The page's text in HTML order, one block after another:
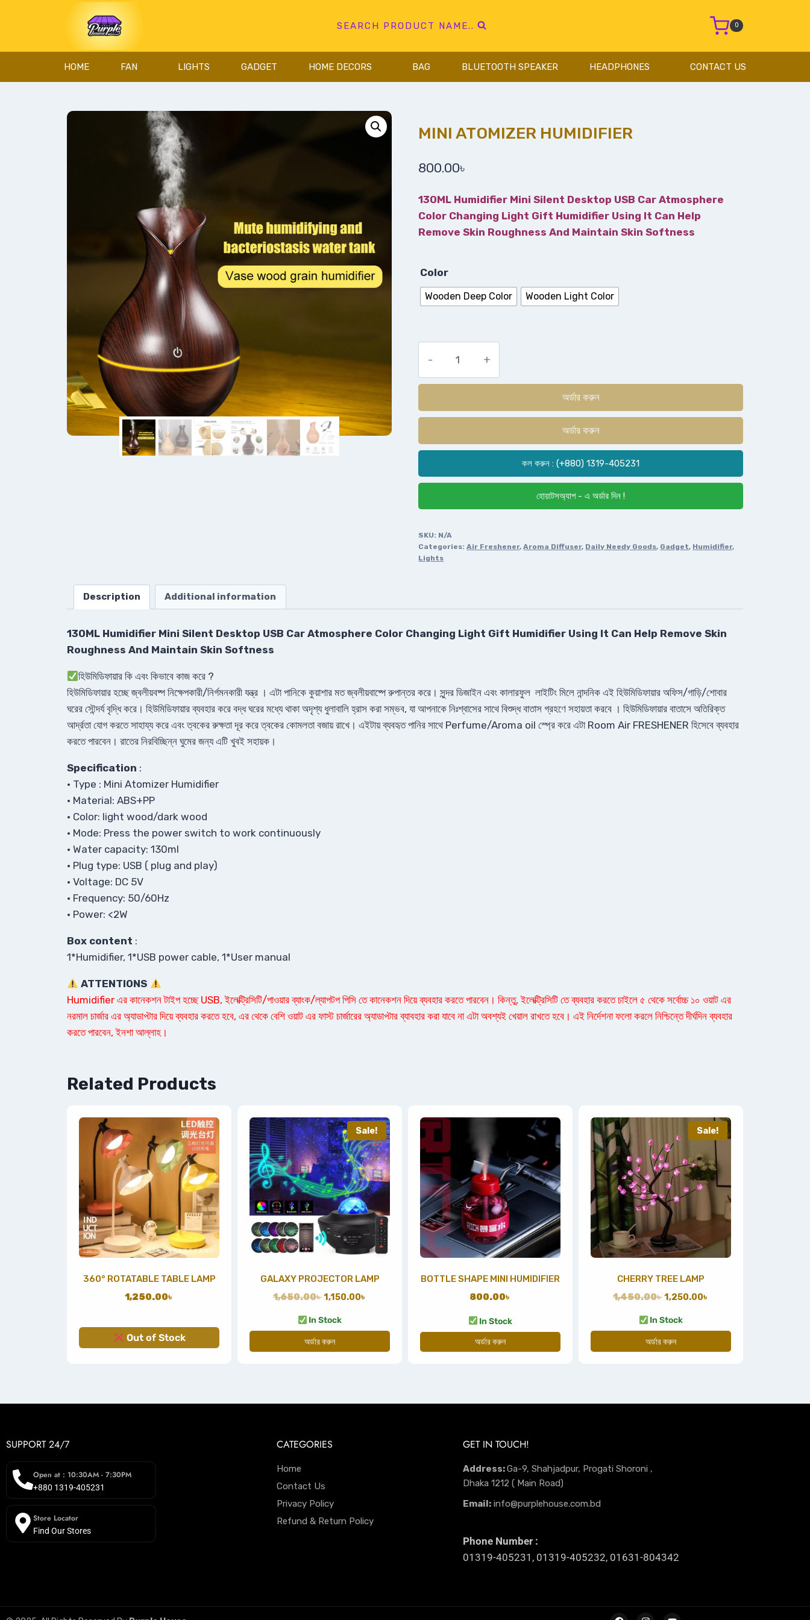
SEARCH PRODUCT NAME.. 0
HOME FAN LIGHTS GADGET HOME DECORS BAG BLUETOOTH SPEAKER HEADPHONES CONTACT US
MINI ATOMIZER HUMIDIFIER
800.00৳
130ML Humidifier Mini Silent Desktop USB Car Atmosphere
Color Changing Light Gift Humidifier Using It Can Help
Remove Skin Roughness And Maintain Skin Softness
Color
Wooden Deep Color Wooden Light Color
অর্ডার করুন
অর্ডার করুন
কল করুন : (+880) 1319-405231
হোয়াটসঅ্যাপ - এ অর্ডার দিন !
SKU: N/A
Categories:Air Freshener,Aroma Diffuser, Daily Needy Goods, Gadget, Humidifier,
Lights
Description Additional information
130ML Humidifier Mini Silent Desktop USB Car Atmosphere Color Changing Light Gift Humidifier Using It Can Help Remove Skin
Roughness And Maintain Skin Softness
হিউমিডিফায়ার কি এবং কিভাবে কাজ করে ?
হিউমিডিফায়ার হচ্ছে জ্বলীয়বষ্প নিক্ষেপকারী/নির্গমনকারী যন্ত্র । এটা পানিকে কুয়াশার মত জ্বলীয়বাষ্পে রুপান্তর করে। সুন্দর ডিজাইন এবং কালারফুল লাইটিং মিলে নান্দনিক এই হিউমিডিফায়ার অফিস/গাড়ি/শোবার
ঘরের সৌন্দর্য বৃদ্ধি করে। হিউমিডিফায়ার ব্যবহার করে বদ্ধ ঘরের মধ্যে থাকা অদৃশ্য ধুলাবালি হ্রাস করা সম্ভব, যা আপনাকে নিঃশ্বাসের সাথে বিশুদ্ধ বাতাস গ্রহণে সহায়তা করবে । হিউমিডিফায়ার বাতাসে অতিরিক্ত
আর্দ্রতা যোগ করতে সাহায্য করে এবং ত্বকের রুক্ষতা দূর করে ত্বকের কোমলতা বজায় রাখে। এইটায় ব্যবহৃত পানির সাথে Perfume/Aroma oil স্প্রে করে এটা Room Air FRESHENER হিসেবে ব্যবহার
করতে পারবেন। রাতের নিরবিচ্ছিন্ন ঘুমের জন্য এটি খুবই সহায়ক।
Specification :
• Type : Mini Atomizer Humidifier
• Material: ABS+PP
• Color: light wood/dark wood
• Mode: Press the power switch to work continuously
• Water capacity: 130ml
• Plug type: USB ( plug and play)
• Voltage: DC 5V
• Frequency: 50/60Hz
• Power: <2W
Box content :
1*Humidifier, 1*USB power cable, 1*User manual
ATTENTIONS
Humidifier এর কানেকশন টাইপ হচ্ছে USB, ইলেক্ট্রিসিটি/পাওয়ার ব্যাংক/ল্যাপটপ পিসি তে কানেকশন দিয়ে ব্যবহার করতে পারবেন। কিন্তু, ইলেক্ট্রিসিটি তে ব্যবহার করতে চাইলে ৫ থেকে সর্বোচ্চ ১০ ওয়াট এর
নরমাল চার্জার এর অ্যাডাপ্টার দিয়ে ব্যবহার করতে হবে, এর থেকে বেশি ওয়াট এর ফাস্ট চার্জারের অ্যাডাপ্টার ব্যাবহার করা যাবে না এটা অবশ্যই খেয়াল রাখতে হবে। এই নির্দেশনা ফলো করলে নিশ্চিন্তে দীর্ঘদিন ব্যবহার
করতে পারবেন, ইনশা আল্লাহ।
Related Products
360° ROTATABLE TABLE LAMP
1,250.00৳
Out of Stock
Sale!
GALAXY PROJECTOR LAMP
1,650.00৳1,150.00৳
In Stock
অর্ডার করুন
BOTTLE SHAPE MINI HUMIDIFIER
800.00৳
In Stock
অর্ডার করুন
Sale!
CHERRY TREE LAMP
1,450.00৳1,250.00৳
In Stock
অর্ডার করুন
SUPPORT 24/7
Open at : 10:30AM - 7:30PM
+880 1319-405231
Store Locator
Find Our Stores
CATEGORIES
Home
Contact Us
Privacy Policy
Refund & Return Policy
GET IN TOUCH!
Address:Ga-9, Shahjadpur, Progati Shoroni ,
Dhaka 1212 ( Main Road)
Email:info@purplehouse.com.bd
Phone Number :
01319-405231, 01319-405232, 01631-804342